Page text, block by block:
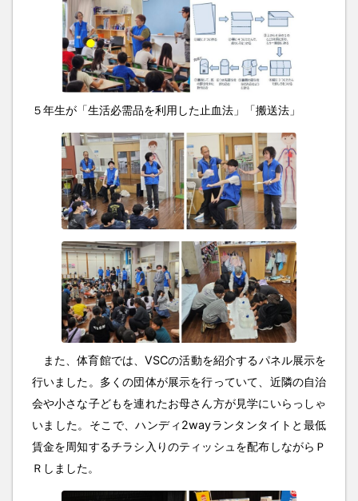
５年生が「生活必需品を利用した止血法」「搬送法」
また、体育館では、VSCの活動を紹介するパネル展示を
行いました。多くの団体が展示を行っていて、近隣の自治
会や小さな子どもを連れたお母さん方が見学にいらっしゃ
いました。そこで、ハンディ2wayランタンタイトと最低
賃金を周知するチラシ入りのティッシュを配布しながらＰ
Ｒしました。